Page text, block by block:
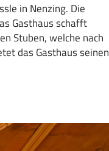
in Nenzing. Die
Gasthaus schafft
Stuben, welche nach
das Gasthaus seinen